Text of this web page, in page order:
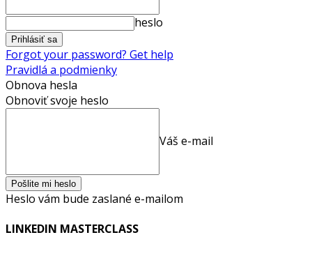
heslo
Forgot your password? Get help
Pravidlá a podmienky
Obnova hesla
Obnoviť svoje heslo
Váš e-mail
Heslo vám bude zaslané e-mailom
LINKEDIN MASTERCLASS